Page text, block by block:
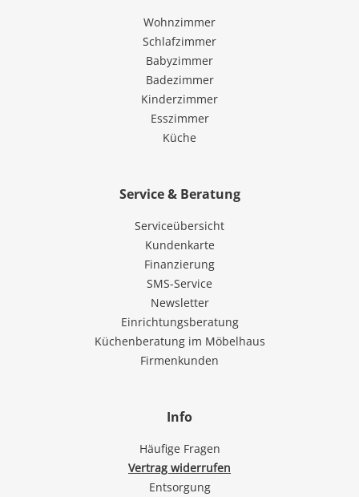
Wohnzimmer
Schlafzimmer
Babyzimmer
Badezimmer
Kinderzimmer
Esszimmer
Küche
Service & Beratung
Serviceübersicht
Kundenkarte
Finanzierung
SMS-Service
Newsletter
Einrichtungsberatung
Küchenberatung im Möbelhaus
Firmenkunden
Info
Häufige Fragen
Vertrag widerrufen
Entsorgung